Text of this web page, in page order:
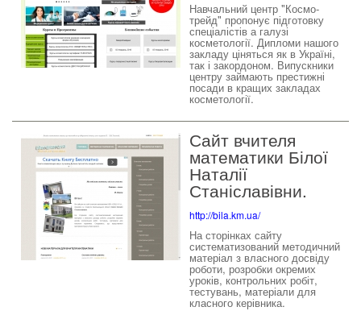
Навчальний центр "Космо-
трейд" пропонує підготовку
спеціалістів а галузі
косметології. Дипломи нашого
закладу ціняться як в Україні,
так і закордоном. Випускники
центру займають престижні
посади в кращих закладах
косметології.
Сайт вчителя
математики Білої
Наталії
Станіславівни.
http://bila.km.ua/
На сторінках сайту
систематизований методичний
матеріал з власного досвіду
роботи, розробки окремих
уроків, контрольних робіт,
тестувань, матеріали для
класного керівника.